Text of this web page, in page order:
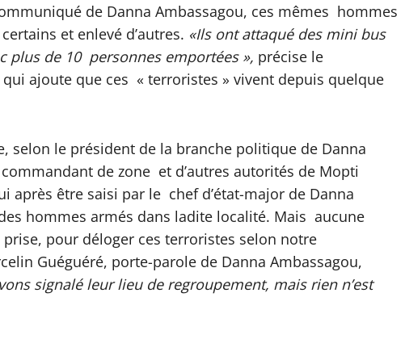
de Danna Ambassagou, ces mêmes hommes
et enlevé d’autres. «Ils ont attaqué des mini bus
plus de 10 personnes emportées », précise le
ajoute que ces « terroristes » vivent depuis quelque
selon le président de la branche politique de Danna
de zone et d’autres autorités de Mopti
après être saisi par le chef d’état-major de Danna
hommes armés dans ladite localité. Mais aucune
pour déloger ces terroristes selon notre
Guéguéré, porte-parole de Danna Ambassagou,
signalé leur lieu de regroupement, mais rien n’est